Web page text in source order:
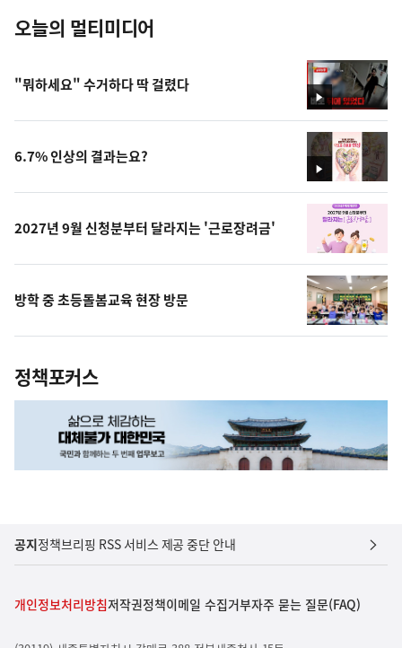
오늘의 멀티미디어
영
상
"뭐하세요" 수거하다 딱 걸렸다
영
상
6.7% 인상의 결과는요?
2027년 9월 신청분부터 달라지는 '근로장려금'
방학 중 초등돌봄교육 현장 방문
정책포커스
공지정책브리핑 RSS 서비스 제공 중단 안내
개인정보처리방침저작권정책이메일 수집거부자주 묻는 질문(FAQ)